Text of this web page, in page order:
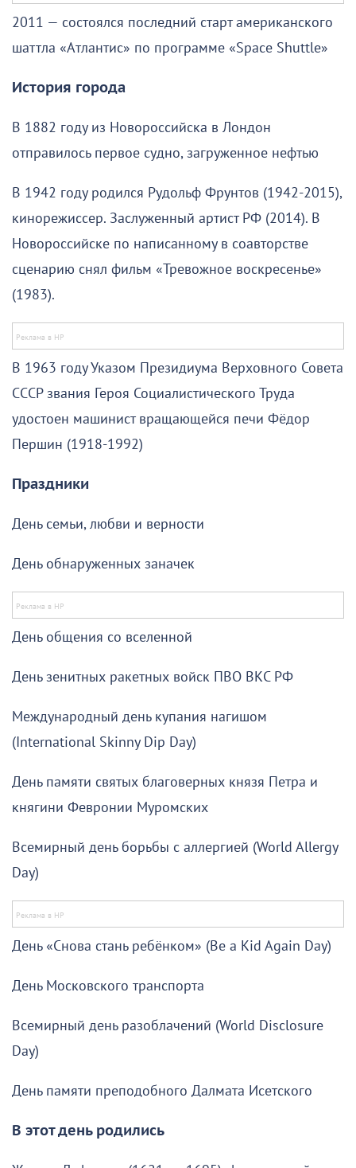
2011 — состоялся последний старт американского
шаттла «Атлантис» по программе «Space Shuttle»
История города
В 1882 году из Новороссийска в Лондон
отправилось первое судно, загруженное нефтью
В 1942 году родился Рудольф Фрунтов (1942-2015),
кинорежиссер. Заслуженный артист РФ (2014). В
Новороссийске по написанному в соавторстве
сценарию снял фильм «Тревожное воскресенье»
(1983).
В 1963 году Указом Президиума Верховного Совета
СССР звания Героя Социалистического Труда
удостоен машинист вращающейся печи Фёдор
Першин (1918-1992)
Праздники
День семьи, любви и верности
День обнаруженных заначек
День общения со вселенной
День зенитных ракетных войск ПВО ВКС РФ
Международный день купания нагишом
(International Skinny Dip Day)
День памяти святых благоверных князя Петра и
княгини Февронии Муромских
Всемирный день борьбы с аллергией (World Allergy
Day)
День «Снова стань ребёнком» (Be a Kid Again Day)
День Московского транспорта
Всемирный день разоблачений (World Disclosure
Day)
День памяти преподобного Далмата Исетского
В этот день родились